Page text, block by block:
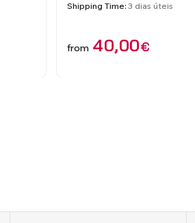
Shipping Time: 3 days
from €
14,99